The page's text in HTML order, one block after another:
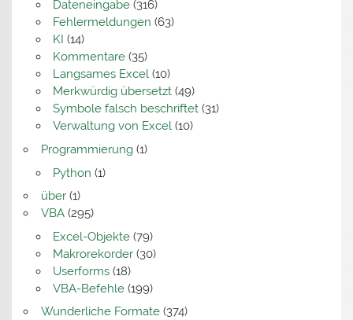
Dateneingabe(316)
Fehlermeldungen (63)
KI (14)
Kommentare(35)
Langsames Excel(10)
Merkwürdig übersetzt(49)
Symbole falsch beschriftet(31)
Verwaltung von Excel(10)
Programmierung(1)
Python (1)
über(1)
VBA(295)
Excel-Objekte(79)
Makrorekorder(30)
Userforms(18)
VBA-Befehle(199)
Wunderliche Formate(374)